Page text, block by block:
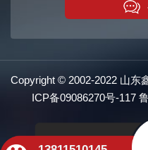
Copyright © 2002-2022 山东
ICP备09086270号-117